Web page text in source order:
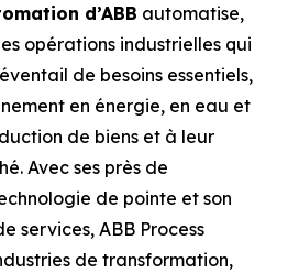
d’ABB automatise,
opérations industrielles qui
de besoins essentiels,
en énergie, en eau et
de biens et à leur
Avec ses près de
de pointe et son
services, ABB Process
de transformation,